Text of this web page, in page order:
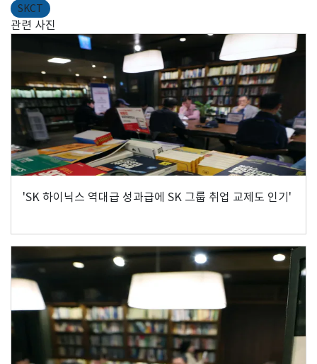
SKCT
관련 사진
'SK 하이닉스 역대급 성과급에 SK 그룹 취업 교제도 인기'